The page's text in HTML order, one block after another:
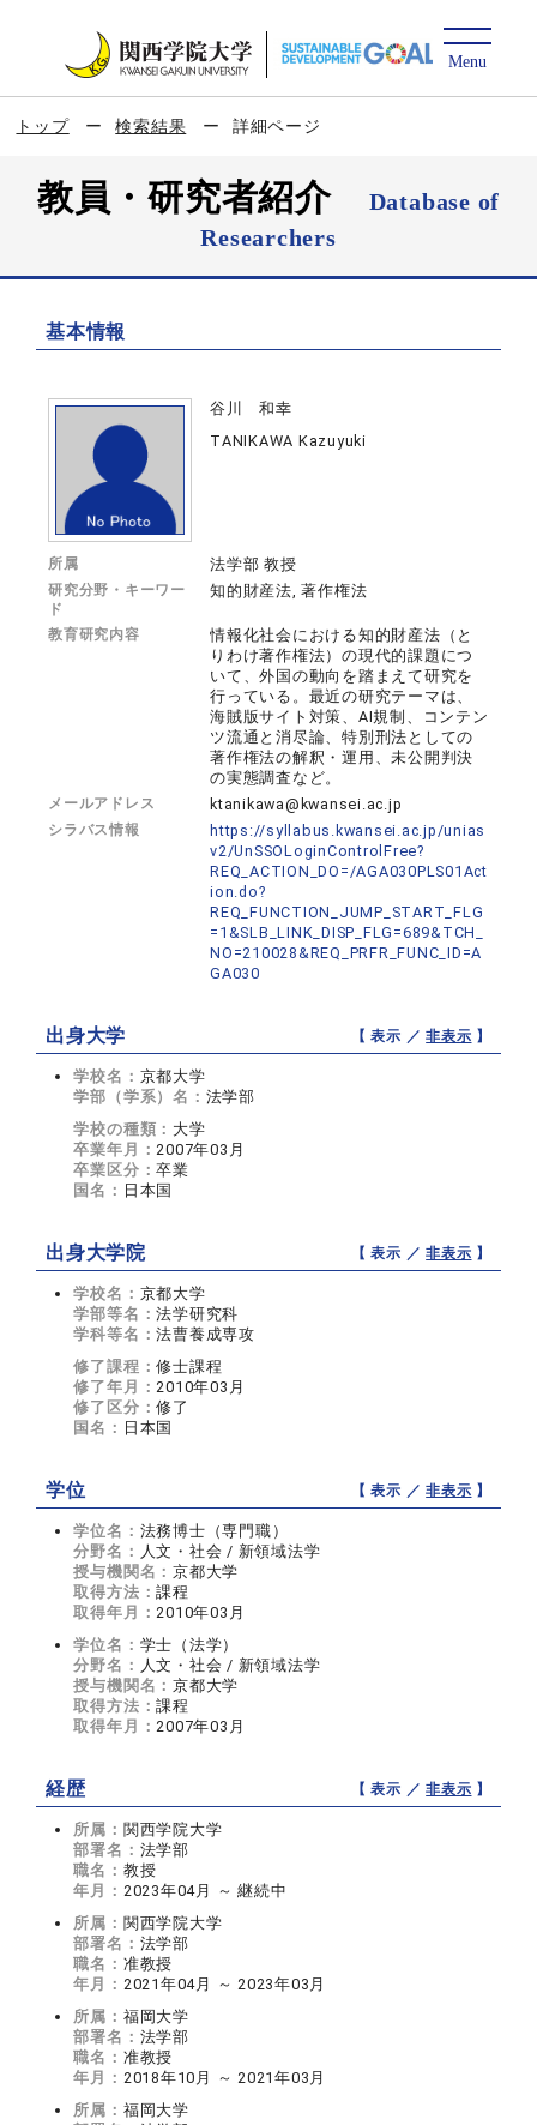
トップ 検索結果 詳細ページ
教員・研究者紹介
Database of
Researchers
基本情報
谷川 和幸
TANIKAWA Kazuyuki
所属 法学部 教授
研究分野・キーワー
ド
知的財産法, 著作権法
教育研究内容
情報化社会における知的財産法（と
りわけ著作権法）の現代的課題につ
いて、外国の動向を踏まえて研究を
行っている。最近の研究テーマは、
海賊版サイト対策、AI規制、コンテン
ツ流通と消尽論、特別刑法としての
著作権法の解釈・運用、未公開判決
の実態調査など。
メールアドレス ktanikawa@kwansei.ac.jp
シラバス情報
https://syllabus.kwansei.ac.jp/unias
v2/UnSSOLoginControlFree?
REQ_ACTION_DO=/AGA030PLS01Act
ion.do?
REQ_FUNCTION_JUMP_START_FLG
=1&SLB_LINK_DISP_FLG=689&TCH_
NO=210028&REQ_PRFR_FUNC_ID=A
GA030
出身大学 【 表示 ／非表示 】
学校名： 京都大学
学部（学系）名： 法学部
学校の種類： 大学
卒業年月：2007年03月
卒業区分：卒業
国名： 日本国
出身大学院 【 表示 ／非表示 】
学校名： 京都大学
学部等名：法学研究科
学科等名：法曹養成専攻
修了課程：修士課程
修了年月：2010年03月
修了区分：修了
国名： 日本国
学位 【 表示 ／非表示 】
学位名： 法務博士（専門職）
分野名： 人文・社会 / 新領域法学
授与機関名：京都大学
取得方法：課程
取得年月：2010年03月
学位名： 学士（法学）
分野名： 人文・社会 / 新領域法学
授与機関名：京都大学
取得方法：課程
取得年月：2007年03月
経歴 【 表示 ／非表示 】
所属： 関西学院大学
部署名： 法学部
職名： 教授
年月： 2023年04月 ～ 継続中
所属： 関西学院大学
部署名： 法学部
職名： 准教授
年月： 2021年04月 ～ 2023年03月
所属： 福岡大学
部署名： 法学部
職名： 准教授
年月： 2018年10月 ～ 2021年03月
所属： 福岡大学